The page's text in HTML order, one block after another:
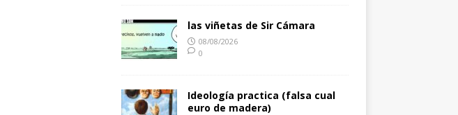
las viñetas de Sir Cámara
08/08/2026
0
Ideología practica (falsa cual
euro de madera)